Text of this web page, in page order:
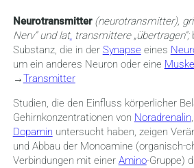
Neurotransmitter (neurotransmitter),
Nerv“ und lat. transmittere„übertragen“;
Substanz, die in der Synapse eines
um ein anderes Neuron oder eine
→Transmitter
Studien, die den Einfluss körperlicher
Gehirnkonzentrationen von Noradrenalin,
Dopamin untersucht haben, zeigen
und Abbau der Monoamine (organisch-
Verbindungen mit einer Amino-Gruppe)